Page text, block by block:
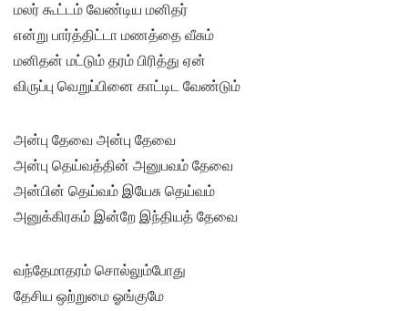
மலர் கூட்டம் வேண்டிய மனிதர்
என்று பார்த்திட்டா மணத்தை வீசும்
மனிதன் மட்டும் தரம் பிரித்து ஏன்
விருப்பு வெறுப்பினை காட்டிட வேண்டும்
அன்பு தேவை அன்பு தேவை
அன்பு தெய்வத்தின் அனுபவம் தேவை
அன்பின் தெய்வம் இயேசு தெய்வம்
அனுக்கிரகம் இன்றே இந்தியத் தேவை
வந்தேமாதரம் சொல்லும்போது
தேசிய ஒற்றுமை ஓங்குமே